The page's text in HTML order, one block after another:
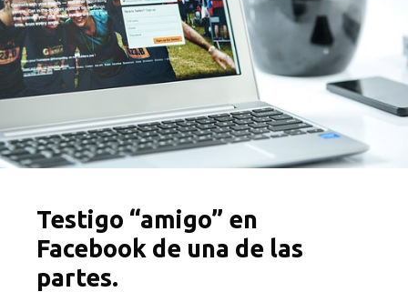
Testigo “amigo” en
Facebook de una de las
partes.